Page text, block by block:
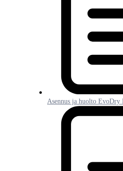
Asennus ja huolto EvoDry